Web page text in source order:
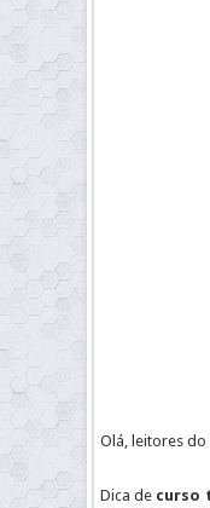
Olá, leitores do
Dica de curso